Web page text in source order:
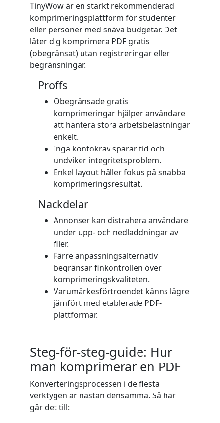
TinyWow är en starkt rekommenderad
komprimeringsplattform för studenter
eller personer med snäva budgetar. Det
låter dig komprimera PDF gratis
(obegränsat) utan registreringar eller
begränsningar.
Proffs
Obegränsade gratis
komprimeringar hjälper användare
att hantera stora arbetsbelastningar
enkelt.
Inga kontokrav sparar tid och
undviker integritetsproblem.
Enkel layout håller fokus på snabba
komprimeringsresultat.
Nackdelar
Annonser kan distrahera användare
under upp- och nedladdningar av
filer.
Färre anpassningsalternativ
begränsar finkontrollen över
komprimeringskvaliteten.
Varumärkesförtroendet känns lägre
jämfört med etablerade PDF-
plattformar.
Steg-för-steg-guide: Hur
man komprimerar en PDF
Konverteringsprocessen i de flesta
verktygen är nästan densamma. Så här
går det till: